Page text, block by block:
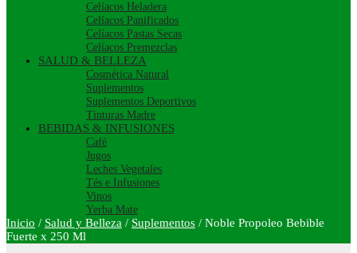
Celíacos Heladera
Celíacos Panificados
Celíacos Pastas Secas
Celíacos Premezclas
SALUD & BELLEZA
Cosmética Natural
Suplementos
Suplementos Deportivos
Tinturas Madre
BEBIDAS & INFUSIONES
Café
Jugos
Leches Vegetales
Tés e Infusiones
Vinos
Yerba Mate
Inicio / Salud y Belleza / Suplementos / Noble Propoleo Bebible
Fuerte x 250 Ml